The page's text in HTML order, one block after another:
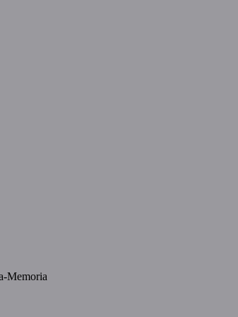
Memoria